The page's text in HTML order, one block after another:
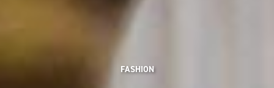
FASHION